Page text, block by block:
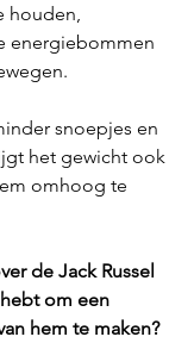
houden,
energiebommen
snoepjes en
het gewicht ook
omhoog te
de Jack Russel
om een
hem te maken?